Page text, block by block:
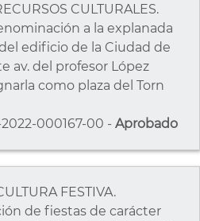
CULTURALES.
a la explanada
edificio de la Ciudad de
av. del profesor López
como plaza del Torn
000167-00 - Aprobado
FESTIVA.
de fiestas de carácter